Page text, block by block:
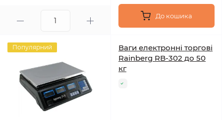
До кошика
Популярний
Ваги електронні торгові
Rainberg RB-302 до 50
кг